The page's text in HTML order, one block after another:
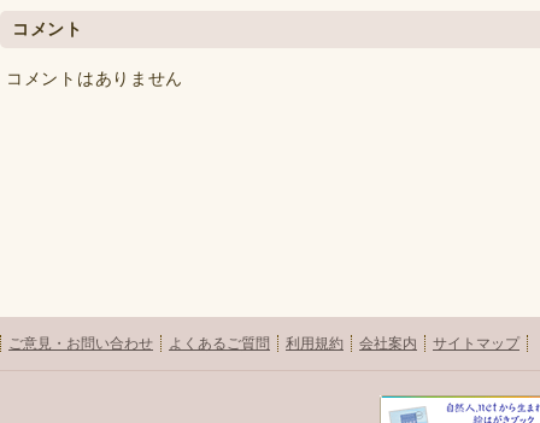
コメント
コメントはありません
ご意見・お問い合わせ よくあるご質問 利用規約 会社案内 サイトマップ